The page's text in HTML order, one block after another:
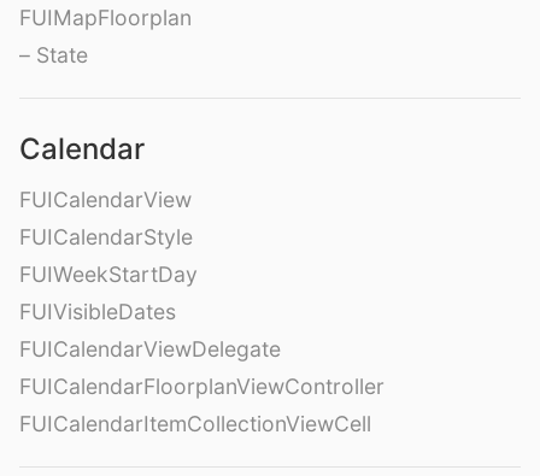
FUIMapFloorplan
– State
Calendar
FUICalendarView
FUICalendarStyle
FUIWeekStartDay
FUIVisibleDates
FUICalendarViewDelegate
FUICalendarFloorplanViewController
FUICalendarItemCollectionViewCell